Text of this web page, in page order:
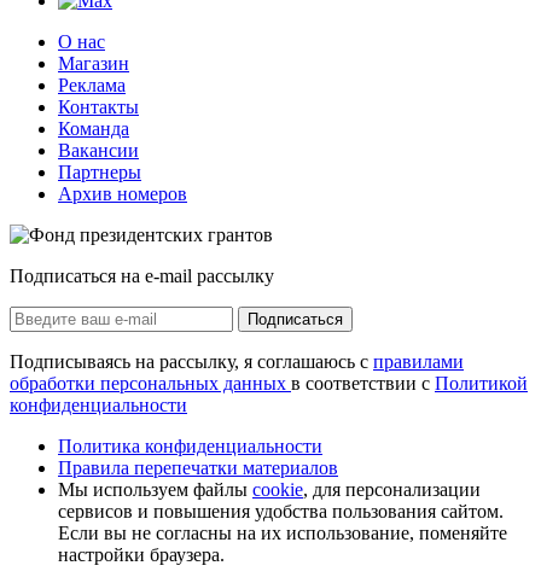
О нас
Магазин
Реклама
Контакты
Команда
Вакансии
Партнеры
Архив номеров
Подписаться на e-mail рассылку
Подписаться
Подписываясь на рассылку, я соглашаюсь с правилами
обработки персональных данных в соответствии с Политикой
конфиденциальности
Политика конфиденциальности
Правила перепечатки материалов
Мы используем файлы cookie, для персонализации
сервисов и повышения удобства пользования сайтом.
Если вы не согласны на их использование, поменяйте
настройки браузера.